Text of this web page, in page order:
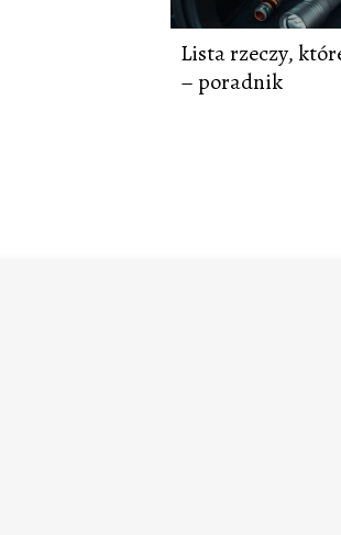
Lista rzeczy,
– poradnik